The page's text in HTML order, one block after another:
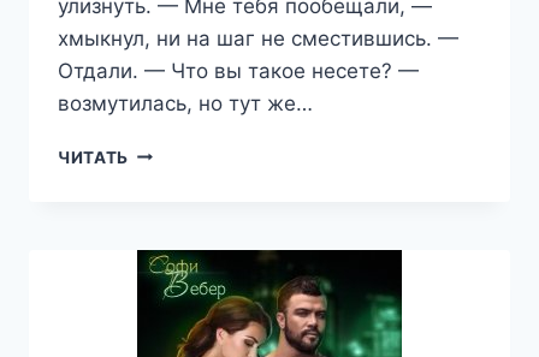
улизнуть. — Мне тебя пообещали, —
хмыкнул, ни на шаг не сместившись. —
Отдали. — Что вы такое несете? —
возмутилась, но тут же…
ЧИТАТЬ ОТДАННАЯ
ВЕБЕР